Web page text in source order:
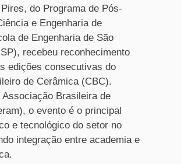
do Programa de Pós-
e Engenharia de
de Engenharia de São
recebeu reconhecimento
edições consecutivas do
de Cerâmica (CBC).
Brasileira de
o evento é o principal
e tecnológico do setor no
integração entre academia e